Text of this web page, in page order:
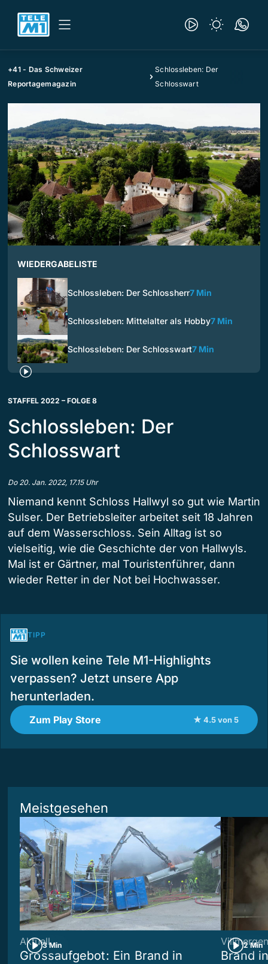
+41 - Das Schweizer
Reportagemagazin
Schlossleben: Der
Schlosswart
WIEDERGABELISTE
Schlossleben: Der Schlossherr7 Min
Schlossleben: Mittelalter als Hobby7 Min
Schlossleben: Der Schlosswart7 Min
STAFFEL 2022 – FOLGE 8
Schlossleben: Der
Schlosswart
Do 20. Jan. 2022, 17.15 Uhr
Niemand kennt Schloss Hallwyl so gut wie Martin
Sulser. Der Betriebsleiter arbeitet seit 18 Jahren
auf dem Wasserschloss. Sein Alltag ist so
vielseitig, wie die Geschichte der von Hallwyls.
Mal ist er Gärtner, mal Touristenführer, dann
wieder Retter in der Not bei Hochwasser.
TIPP
Sie wollen keine Tele M1-Highlights
verpassen? Jetzt unsere App
herunterladen.
Zum Play Store ★ 4.5 von 5
Meistgesehen
3 Min
Aktuell
Grossaufgebot: Ein Brand in
2 Min
Villmergen
Brand